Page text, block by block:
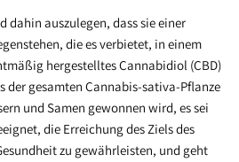
dahin auszulegen, dass sie einer
die es verbietet, in einem
hergestelltes Cannabidiol (CBD)
der gesamten Cannabis-sativa-Pflanze
und Samen gewonnen wird, es sei
die Erreichung des Ziels des
zu gewährleisten, und geht